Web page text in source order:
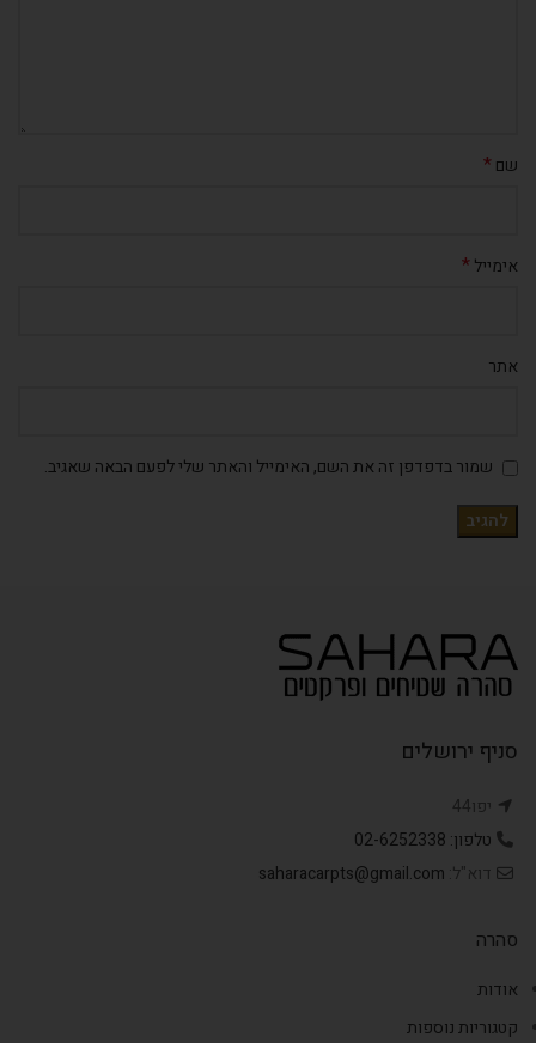
שם*
אימייל*
אתר
שמור בדפדפן זה את השם, האימייל והאתר שלי לפעם הבאה שאגיב.
סניף ירושלים
יפו44
טלפון: 02-6252338
דוא"ל: saharacarpts@gmail.com
סהרה
אודות
קטגוריות נוספות